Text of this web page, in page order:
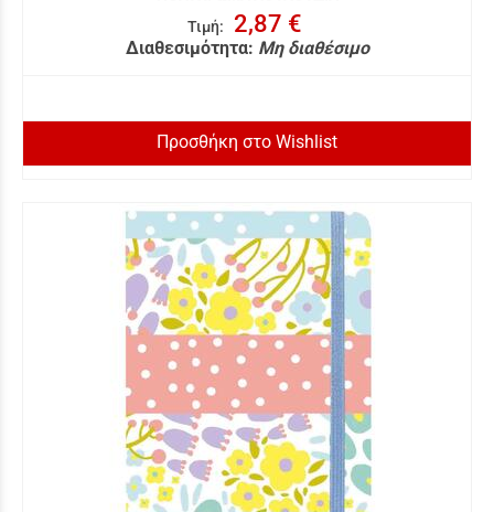
Τιμή: 2,87 €
Διαθεσιμότητα: Μη διαθέσιμο
Προσθήκη στο Wishlist